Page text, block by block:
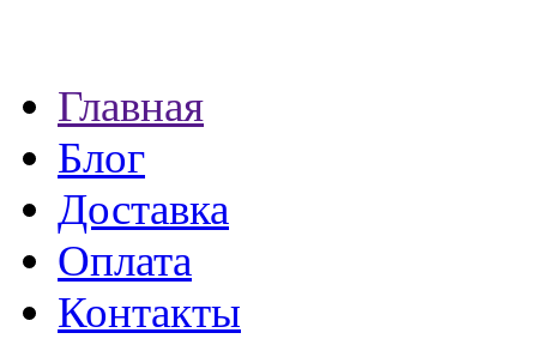
Главная
Блог
Доставка
Оплата
Контакты